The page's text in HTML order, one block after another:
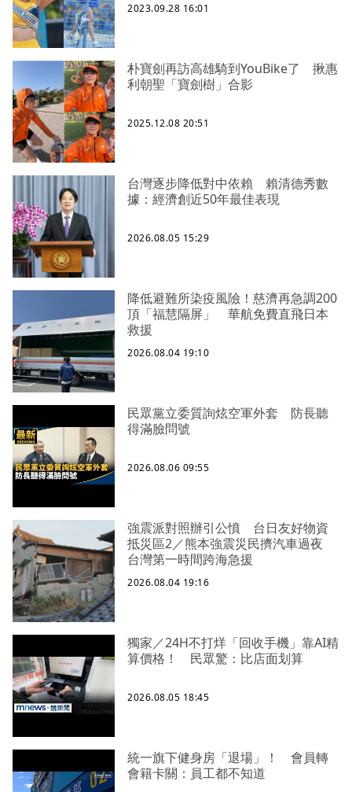
2023.09.28 16:01
朴寶劍再訪高雄騎到YouBike了 揪惠
利朝聖「寶劍樹」合影
2025.12.08 20:51
台灣逐步降低對中依賴 賴清德秀數
據：經濟創近50年最佳表現
2026.08.05 15:29
降低避難所染疫風險！慈濟再急調200
頂「福慧隔屏」 華航免費直飛日本
救援
2026.08.04 19:10
民眾黨立委質詢炫空軍外套 防長聽
得滿臉問號
2026.08.06 09:55
強震派對照辦引公憤 台日友好物資
抵災區2／熊本強震災民擠汽車過夜
台灣第一時間跨海急援
2026.08.04 19:16
獨家／24H不打烊「回收手機」靠AI精
算價格！ 民眾驚：比店面划算
2026.08.05 18:45
統一旗下健身房「退場」！ 會員轉
會籍卡關：員工都不知道